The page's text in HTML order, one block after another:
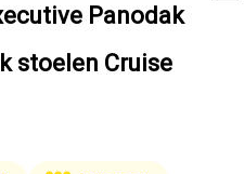
Panodak
stoelen Cruise